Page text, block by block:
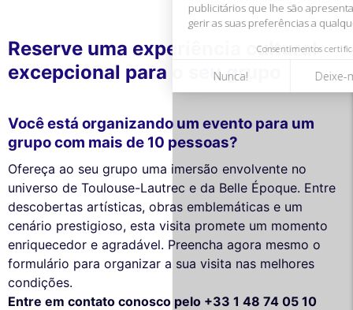
Reserve uma experiência cultural
excepcional para o seu grupo
Você está organizando um evento para um
grupo com mais de 10 pessoas?
Ofereça ao seu grupo uma imersão envolvente no
universo de Toulouse-Lautrec e da Belle Époque. Entre
descobertas artísticas, obras emblemáticas e um
cenário prestigioso, esta visita promete um momento
enriquecedor e agradável. Preencha agora mesmo o
formulário para organizar a sua visita nas melhores
condições.
Entre em contato conosco pelo +33 1 48 74 05 10